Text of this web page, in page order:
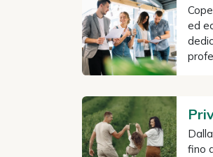
ed
fino